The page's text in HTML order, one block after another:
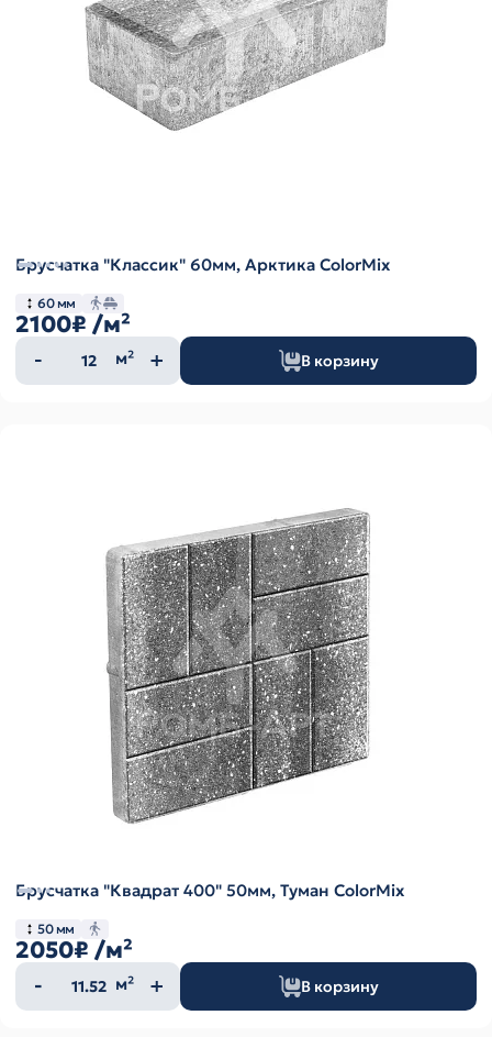
Брусчатка "Классик" 60мм, Арктика ColorMix
60 мм
2100₽ /м²
Количество
товара
м² В корзину
Брусчатка "Квадрат 400" 50мм, Туман ColorMix
50 мм
2050₽ /м²
Количество
товара
м² В корзину